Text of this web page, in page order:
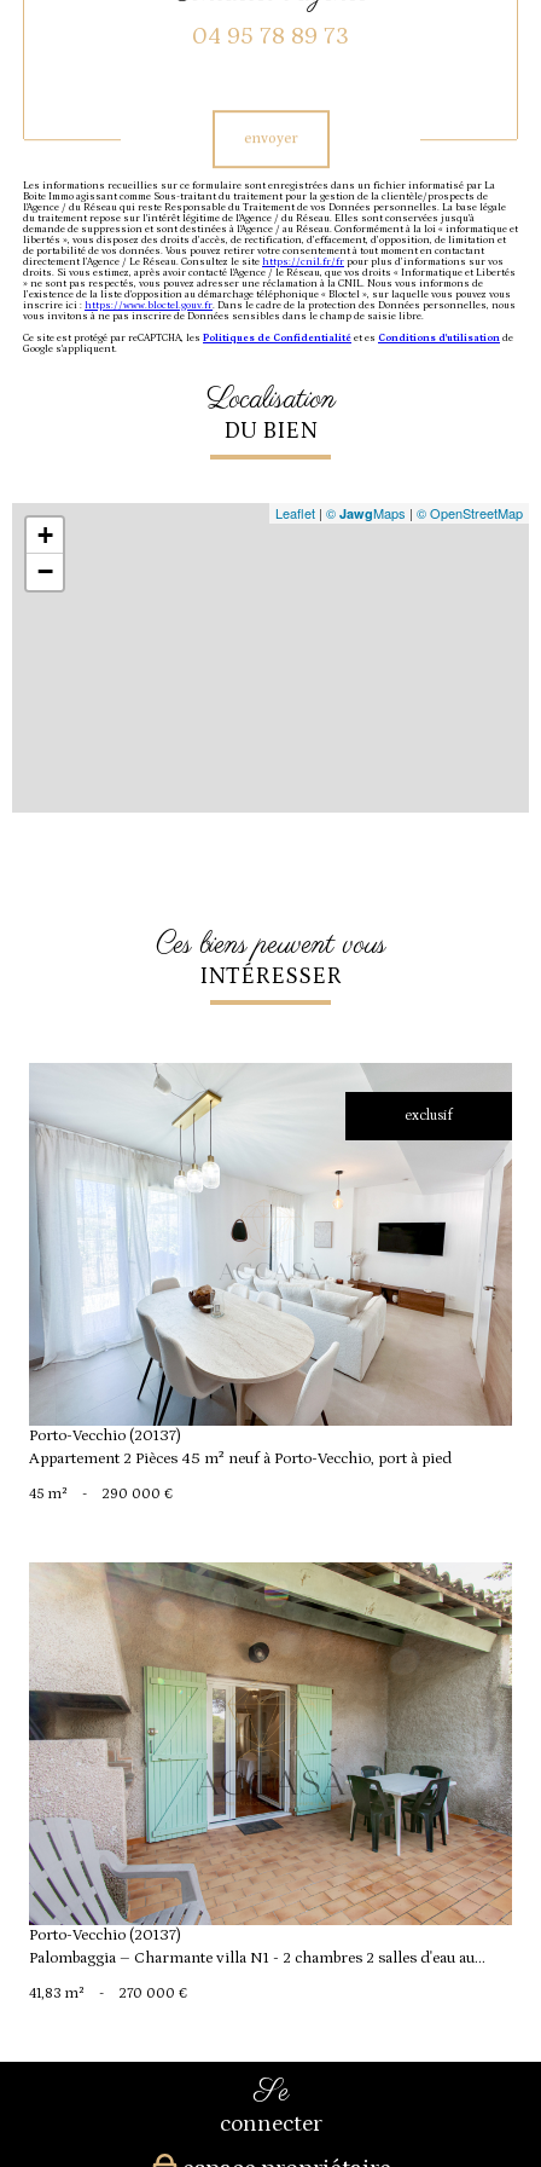
04 95 78 89 73
envoyer
Les informations recueillies sur ce formulaire sont enregistrées dans un fichier informatisé par La
Boite Immo agissant comme Sous-traitant du traitement pour la gestion de la clientèle/prospects de
l'Agence / du Réseau qui reste Responsable du Traitement de vos Données personnelles. La base légale
du traitement repose sur l'intérêt légitime de l'Agence / du Réseau. Elles sont conservées jusqu'à
demande de suppression et sont destinées à l'Agence / au Réseau. Conformément à la loi « informatique et
libertés », vous disposez des droits d’accès, de rectification, d’effacement, d’opposition, de limitation et
de portabilité de vos données. Vous pouvez retirer votre consentement à tout moment en contactant
directement l’Agence / Le Réseau. Consultez le site https://cnil.fr/fr pour plus d’informations sur vos
droits. Si vous estimez, après avoir contacté l'Agence / le Réseau, que vos droits « Informatique et Libertés
» ne sont pas respectés, vous pouvez adresser une réclamation à la CNIL. Nous vous informons de
l’existence de la liste d'opposition au démarchage téléphonique « Bloctel », sur laquelle vous pouvez vous
inscrire ici : https://www.bloctel.gouv.fr . Dans le cadre de la protection des Données personnelles, nous
vous invitons à ne pas inscrire de Données sensibles dans le champ de saisie libre.
Ce site est protégé par reCAPTCHA, les Politiques de Confidentialité et es Conditions d'utilisation de
Google s'appliquent.
localisation
DU BIEN
+
−
Leaflet | © JawgMaps | © OpenStreetMap
ces biens peuvent vous
INTÉRESSER
exclusif
voir le bien
Porto-Vecchio (20137)
Appartement 2 Pièces 45 m² neuf à Porto-Vecchio, port à pied
45 m² - 290 000 €
voir le bien
Porto-Vecchio (20137)
Palombaggia – Charmante villa N1 - 2 chambres 2 salles d'eau au...
41,83 m² - 270 000 €
se
connecter